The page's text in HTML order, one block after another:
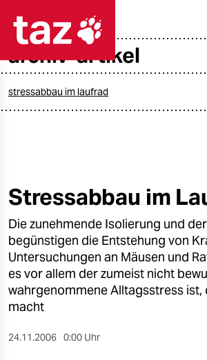
öko
gesellschaft
kultur
sport
berlin
nord
archiv-artikel
stressabbau im laufrad
Stressabbau im
Die zunehmende Isolierung und
begünstigen die Entstehung von
Untersuchungen an Mäusen und
es vor allem der zumeist nicht
wahrgenommene Alltagsstress ist,
macht
24.11.2006 0:00 Uhr